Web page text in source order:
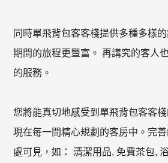
同時單飛背包客客棧提供多種多樣
期間的旅程更豐富。 再講究的客人
的服務。
您將能真切地感受到單飛背包客客
現在每一間精心規劃的客房中。完
處可見，如： 清潔用品, 免費茶包,